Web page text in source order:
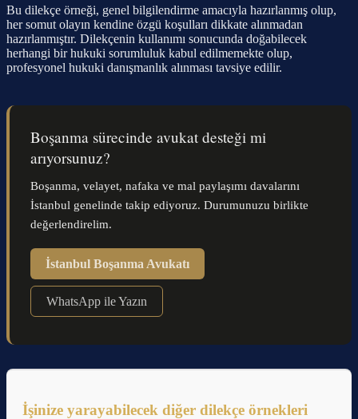
Bu dilekçe örneği, genel bilgilendirme amacıyla hazırlanmış olup,
her somut olayın kendine özgü koşulları dikkate alınmadan
hazırlanmıştır. Dilekçenin kullanımı sonucunda doğabilecek
herhangi bir hukuki sorumluluk kabul edilmemekte olup,
profesyonel hukuki danışmanlık alınması tavsiye edilir.
Boşanma sürecinde avukat desteği mi
arıyorsunuz?
Boşanma, velayet, nafaka ve mal paylaşımı davalarını
İstanbul genelinde takip ediyoruz. Durumunuzu birlikte
değerlendirelim.
İstanbul Boşanma Avukatı
WhatsApp ile Yazın
İşinize yarayabilecek diğer dilekçe örnekleri